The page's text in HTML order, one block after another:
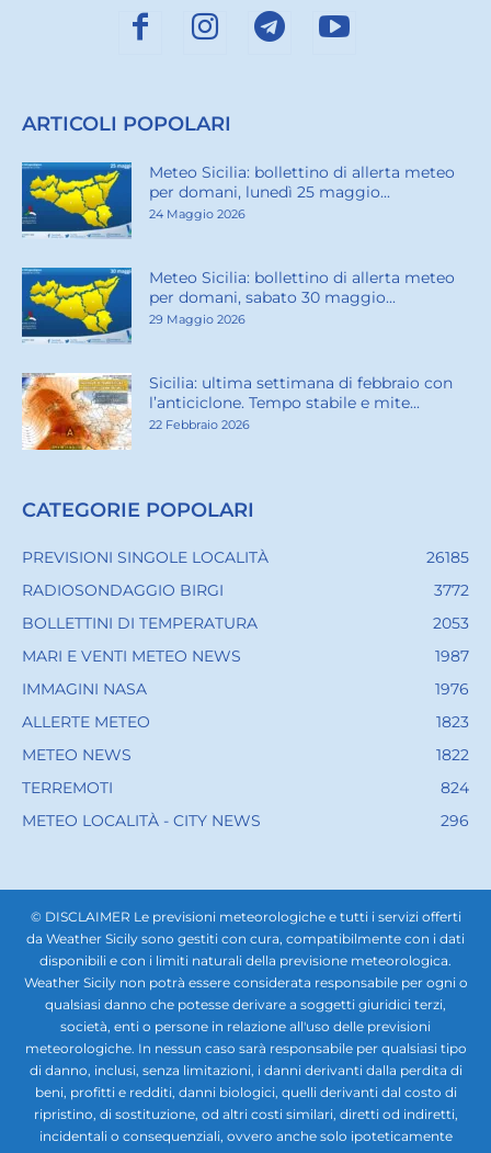
ARTICOLI POPOLARI
Meteo Sicilia: bollettino di allerta meteo
per domani, lunedì 25 maggio...
24 Maggio 2026
Meteo Sicilia: bollettino di allerta meteo
per domani, sabato 30 maggio...
29 Maggio 2026
Sicilia: ultima settimana di febbraio con
l’anticiclone. Tempo stabile e mite...
22 Febbraio 2026
CATEGORIE POPOLARI
PREVISIONI SINGOLE LOCALITÀ
26185
RADIOSONDAGGIO BIRGI
3772
BOLLETTINI DI TEMPERATURA
2053
MARI E VENTI METEO NEWS
1987
IMMAGINI NASA
1976
ALLERTE METEO
1823
METEO NEWS
1822
TERREMOTI
824
METEO LOCALITÀ - CITY NEWS
296
© DISCLAIMER Le previsioni meteorologiche e tutti i servizi offerti
da Weather Sicily sono gestiti con cura, compatibilmente con i dati
disponibili e con i limiti naturali della previsione meteorologica.
Weather Sicily non potrà essere considerata responsabile per ogni o
qualsiasi danno che potesse derivare a soggetti giuridici terzi,
società, enti o persone in relazione all'uso delle previsioni
meteorologiche. In nessun caso sarà responsabile per qualsiasi tipo
di danno, inclusi, senza limitazioni, i danni derivanti dalla perdita di
beni, profitti e redditi, danni biologici, quelli derivanti dal costo di
ripristino, di sostituzione, od altri costi similari, diretti od indiretti,
incidentali o consequenziali, ovvero anche solo ipoteticamente